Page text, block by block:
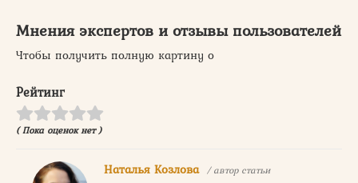
Мнения экспертов и отзывы пользователей
Чтобы получить полную картину о
Рейтинг
( Пока оценок нет )
Наталья Козлова / автор статьи